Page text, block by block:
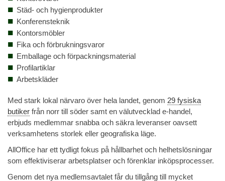
Städ- och hygienprodukter
Konferensteknik
Kontorsmöbler
Fika och förbrukningsvaror
Emballage och förpackningsmaterial
Profilartiklar
Arbetskläder
Med stark lokal närvaro över hela landet, genom 29 fysiska
butiker från norr till söder samt en välutvecklad e-handel,
erbjuds medlemmar snabba och säkra leveranser oavsett
verksamhetens storlek eller geografiska läge.
AllOffice har ett tydligt fokus på hållbarhet och helhetslösningar
som effektiviserar arbetsplatser och förenklar inköpsprocesser.
Genom det nya medlemsavtalet får du tillgång till mycket